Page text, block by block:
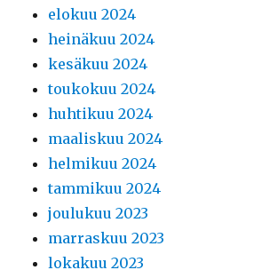
elokuu 2024
heinäkuu 2024
kesäkuu 2024
toukokuu 2024
huhtikuu 2024
maaliskuu 2024
helmikuu 2024
tammikuu 2024
joulukuu 2023
marraskuu 2023
lokakuu 2023